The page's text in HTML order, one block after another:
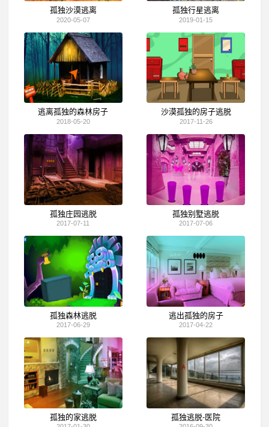
孤独沙漠逃离
2020-05-07
孤独行星逃离
2019-01-15
逃离孤独的森林房子
2018-05-20
沙漠孤独的房子逃脱
2017-11-26
孤独庄园逃脱
2017-07-11
孤独别墅逃脱
2017-07-06
孤独森林逃脱
2017-06-29
逃出孤独的房子
2017-04-22
孤独的家逃脱 孤独逃脱-医院